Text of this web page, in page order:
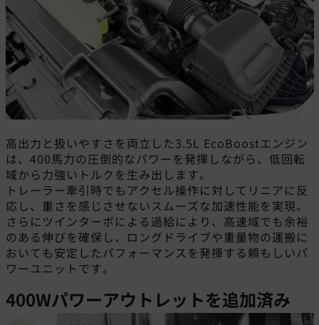
高出力と扱いやすさを両立した3.5L EcoBoostエンジン
は、400馬力の圧倒的なパワーを発揮しながら、低回転
域から力強いトルクを生み出します。
トレーラー牽引時でもアクセル操作に対してリニアに反
応し、重さを感じさせないスムーズな加速性能を実現。
さらにツインターボによる過給により、高速域でも余裕
のある伸びを確保し、ロングドライブや重量物の運搬に
おいても安定したパフォーマンスを発揮する頼もしいパ
ワーユニットです。
400Wパワーアウトレットを追加済み